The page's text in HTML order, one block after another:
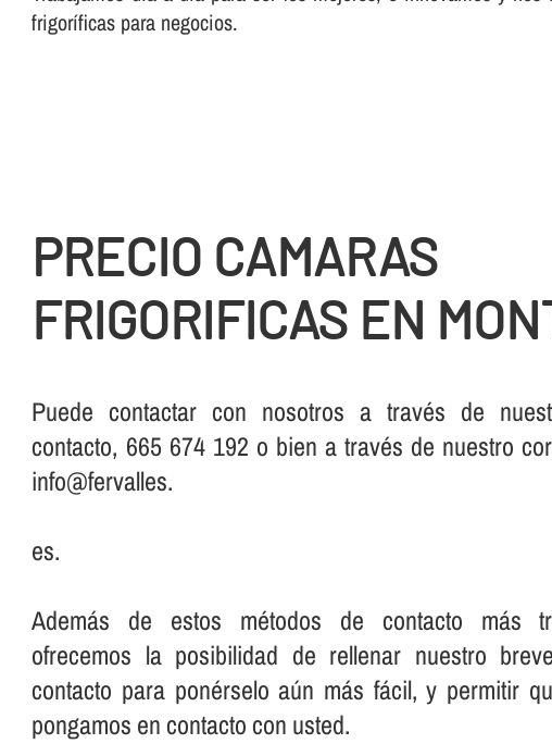
frigorí­ficas para negocios.
PRECIO CAMARAS
FRIGORIFICAS EN
Puede contactar con nosotros a través de
contacto, 665 674 192 o bien a través de nuestro
info@fervalles.
es.
Además de estos métodos de contacto más
ofrecemos la posibilidad de rellenar nuestro
contacto para ponérselo aún más fácil, y permitir
pongamos en contacto con usted.